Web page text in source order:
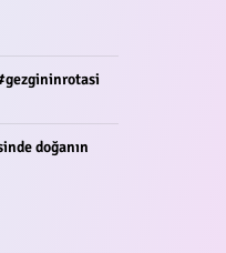
doğanın